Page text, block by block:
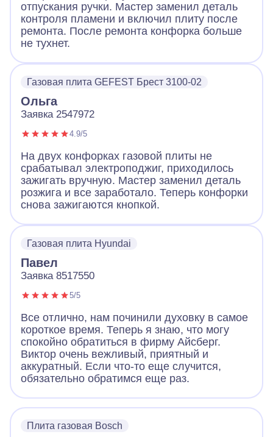
отпускания ручки. Мастер заменил деталь
контроля пламени и включил плиту после
ремонта. После ремонта конфорка больше
не тухнет.
Газовая плита GEFEST Брест 3100-02
Ольга
Заявка 2547972
4.9/5
На двух конфорках газовой плиты не
срабатывал электроподжиг, приходилось
зажигать вручную. Мастер заменил деталь
розжига и все заработало. Теперь конфорки
снова зажигаются кнопкой.
Газовая плита Hyundai
Павел
Заявка 8517550
5/5
Все отлично, нам починили духовку в самое
короткое время. Теперь я знаю, что могу
спокойно обратиться в фирму Айсберг.
Виктор очень вежливый, приятный и
аккуратный. Если что-то еще случится,
обязательно обратимся еще раз.
Плита газовая Bosch